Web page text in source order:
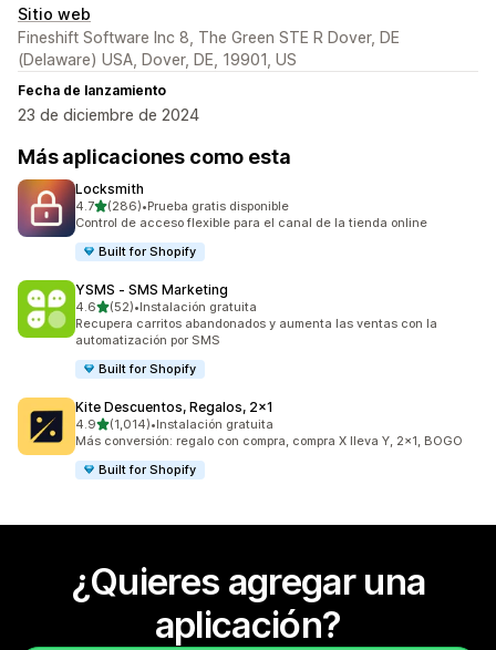
Sitio web
Fineshift Software Inc 8, The Green STE R Dover, DE
(Delaware) USA, Dover, DE, 19901, US
Fecha de lanzamiento
23 de diciembre de 2024
Más aplicaciones como esta
Locksmith
4.7de 5 estrellas
(286)
286 reseñas en total
•Prueba gratis disponible
Control de acceso flexible para el canal de la tienda online
Built for Shopify
YSMS ‑ SMS Marketing
4.6de 5 estrellas
(52)
52 reseñas en total
•Instalación gratuita
Recupera carritos abandonados y aumenta las ventas con la
automatización por SMS
Built for Shopify
Kite Descuentos, Regalos, 2x1
4.9de 5 estrellas
(1,014)
1014 reseñas en total
•Instalación gratuita
Más conversión: regalo con compra, compra X lleva Y, 2x1, BOGO
Built for Shopify
¿Quieres agregar una
aplicación?